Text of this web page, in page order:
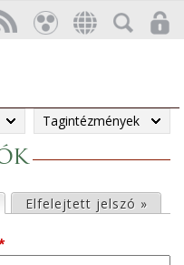
Tagintézmények
(aktív fül)Elfelejtett jelszó »